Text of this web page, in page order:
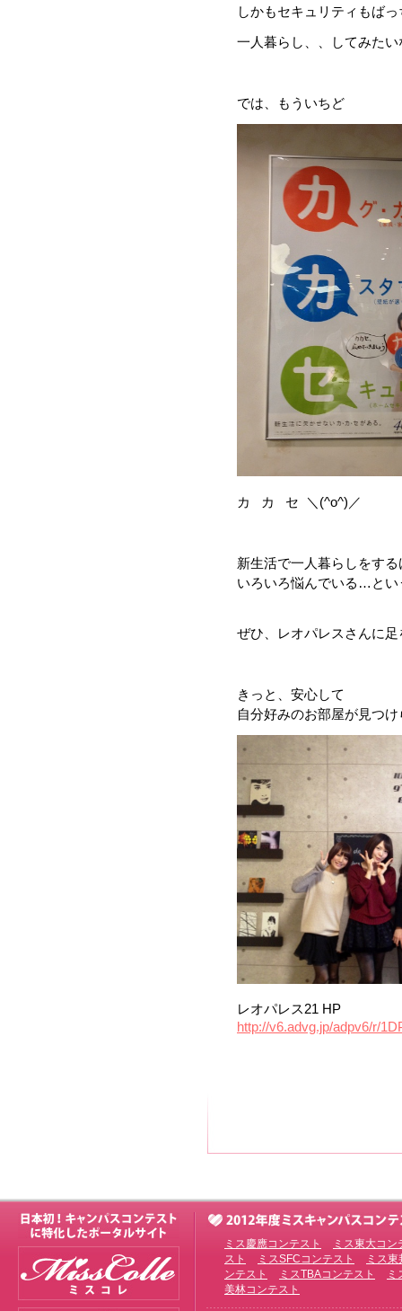
しかもセキュリティもば
一人暮らし、、してみた
では、もういちど
カ カ セ ＼(^o^)／
新生活で一人暮らしをする
いろいろ悩んでいる…とい
ぜひ、レオパレスさんに
きっと、安心して
自分好みのお部屋が見つ
レオパレス21 HP
http://v6.advg.jp/adpv6/r/
ミス慶應コンテスト
ミス東大コン
スト
ミスSFCコンテスト
ミス
ンテスト
ミスTBAコンテスト
ミ
美林コンテスト